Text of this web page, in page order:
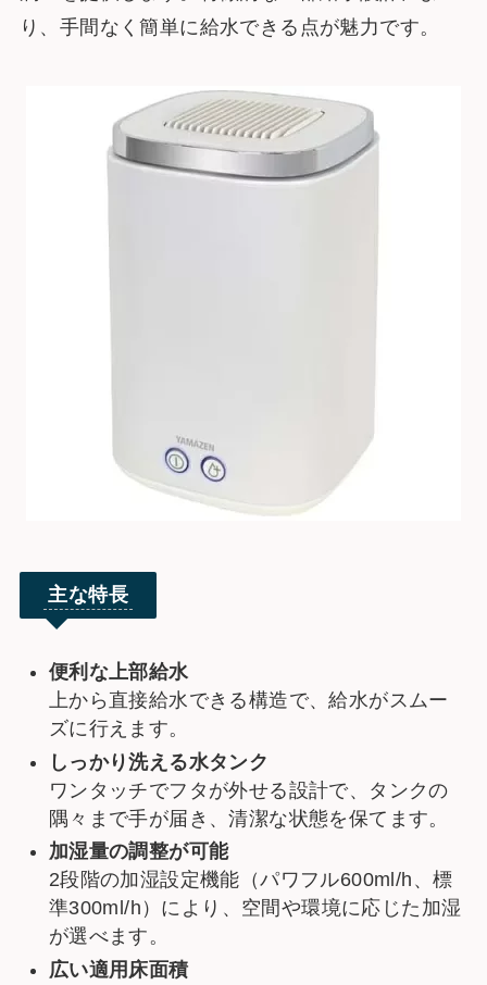
り、手間なく簡単に給水できる点が魅力です。
主な特長
便利な上部給水
上から直接給水できる構造で、給水がスムー
ズに行えます。
しっかり洗える水タンク
ワンタッチでフタが外せる設計で、タンクの
隅々まで手が届き、清潔な状態を保てます。
加湿量の調整が可能
2段階の加湿設定機能（パワフル600ml/h、標
準300ml/h）により、空間や環境に応じた加湿
が選べます。
広い適用床面積